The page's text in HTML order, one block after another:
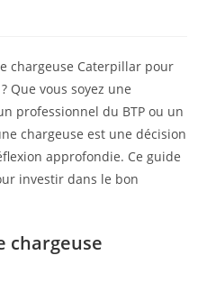
chargeuse Caterpillar pour
Que vous soyez une
professionnel du BTP ou un
chargeuse est une décision
approfondie. Ce guide
investir dans le bon
chargeuse